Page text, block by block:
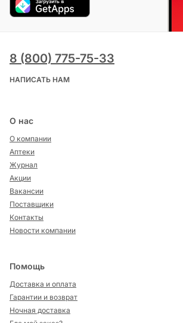
8 (800) 775-75-33
НАПИСАТЬ НАМ
О нас
О компании
Аптеки
Журнал
Акции
Вакансии
Поставщики
Контакты
Новости компании
Помощь
Доставка и оплата
Гарантии и возврат
Ночная доставка